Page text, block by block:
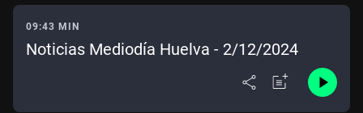
09:43 MIN
Noticias Mediodía Huelva - 2/12/2024